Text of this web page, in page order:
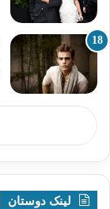
لینک دوستان